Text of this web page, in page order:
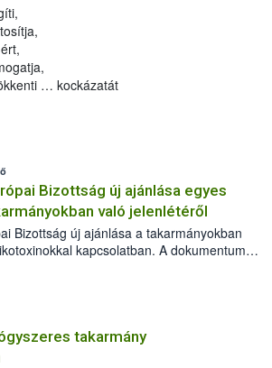
… kockázatát
Bizottság új ajánlása egyes
való jelenlétéről
Bizottság új ajánlása a takarmányokban
kapcsolatban. A dokumentum
alkalmazását írja elő, és a jelenleg
helyébe lép.
takarmány